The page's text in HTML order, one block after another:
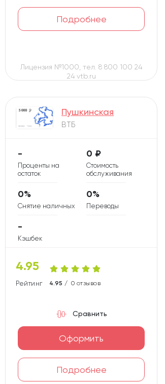
Подробнее
Лицензия №1000, тел. 8 800 100 24
24 vtb.ru
Пушкинская
ВТБ
4.95
Рейтинг карты
4.95 / 0 отзывов
Проценты на
остаток
-
Стоимость
обслуживания
0 ₽
Снятие наличных
0%
Переводы
0%
Кэшбек
-
Оформить
Подробнее
Сравнить